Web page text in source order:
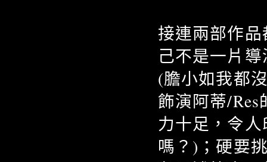
接連兩部作品
己不是一片
(膽小如我都
飾演阿蒂/
力十足，令
嗎？)；硬要